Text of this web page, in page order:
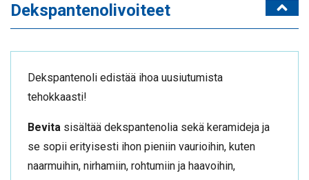
Dekspantenolivoiteet
Dekspantenoli edistää ihoa uusiutumista
tehokkaasti!
Bevita sisältää dekspantenolia sekä keramideja ja
se sopii erityisesti ihon pieniin vaurioihin, kuten
naarmuihin, nirhamiin, rohtumiin ja haavoihin,